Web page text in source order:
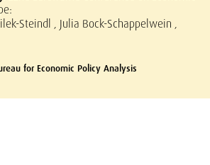
Steindl , Julia Bock-Schappelwein ,
for Economic Policy Analysis